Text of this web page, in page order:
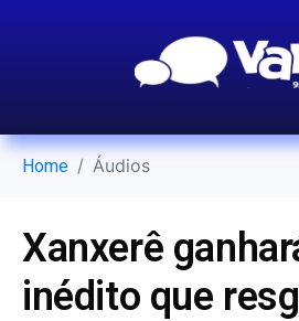
Home Áudios
Xanxerê
inédito que